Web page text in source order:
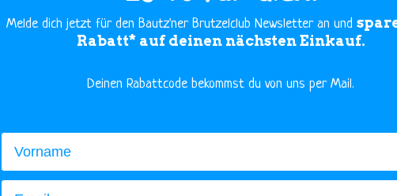
Melde dich jetzt für den Bautz'ner Brutzelclub Newsletter an und
Rabatt* auf deinen nächsten Einkauf.
​Deinen Rabattcode bekommst du von uns per Mail.
Vorname
Email